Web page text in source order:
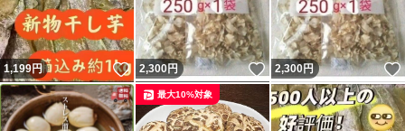
1,199円 いいね！
2,300円 いいね！
2,300円
最大10%対象